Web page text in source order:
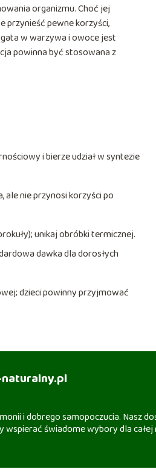
organizmu. Choć jej
przynieść pewne korzyści,
w warzywa i owoce jest
powinna być stosowana z
i bierze udział w syntezie
nie przynosi korzyści po
unikaj obróbki termicznej.
dawka dla dorosłych
dzieci powinny przyjmować
i dobrego samopoczucia. Nasz
wspierać świadome wybory dla całej